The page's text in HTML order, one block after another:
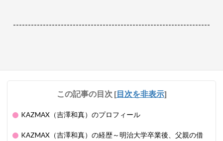
------------------------------------------------------------------
この記事の目次 [目次を非表示]
KAZMAX（吉澤和真）のプロフィール
KAZMAX（吉澤和真）の経歴～明治大学卒業後、父親の借